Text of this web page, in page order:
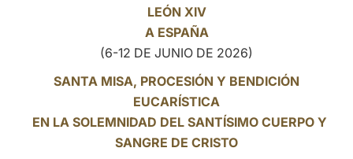
中文
LATINE
LEÓN XIV
A ESPAÑA
(6-12 DE JUNIO DE 2026)
SANTA MISA, PROCESIÓN Y BENDICIÓN
EUCARÍSTICA
EN LA SOLEMNIDAD DEL SANTÍSIMO CUERPO Y
SANGRE DE CRISTO